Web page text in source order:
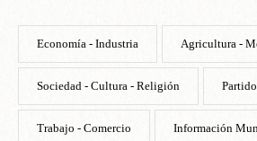
Economía - Industria Agricultura -
Sociedad - Cultura - Religión
Trabajo - Comercio Información